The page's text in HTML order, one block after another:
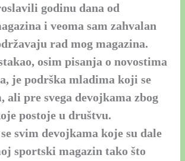
godinu dana od
i veoma sam zahvalan
rad mog magazina.
osim pisanja o novostima
je podrška mladima koji se
ali pre svega devojkama zbog
postoje u društvu.
svim devojkama koje su dale
sportski magazin tako što